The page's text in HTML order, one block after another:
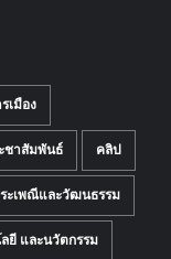
เมือง
ชาสัมพันธ์ คลิป
ะเพณีและวัฒนธรรม
ยี และนวัตกรรม